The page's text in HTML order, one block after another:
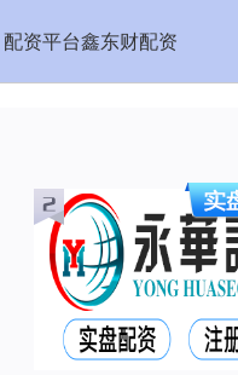
配资平台鑫东财配资